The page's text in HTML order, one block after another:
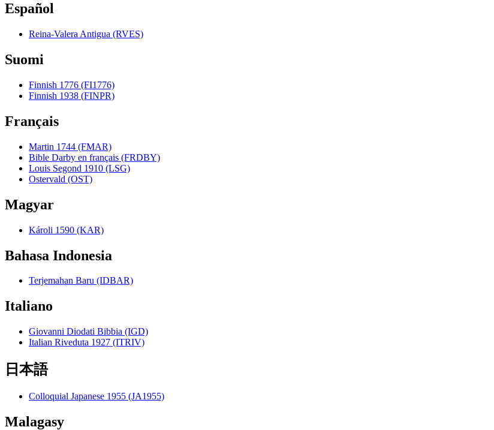
Español
Reina-Valera Antigua (RVES)
Suomi
Finnish 1776 (FI1776)
Finnish 1938 (FINPR)
Français
Martin 1744 (FMAR)
Bible Darby en français (FRDBY)
Louis Segond 1910 (LSG)
Ostervald (OST)
Magyar
Károli 1590 (KAR)
Bahasa Indonesia
Terjemahan Baru (IDBAR)
Italiano
Giovanni Diodati Bibbia (IGD)
Italian Riveduta 1927 (ITRIV)
日本語
Colloquial Japanese 1955 (JA1955)
Malagasy